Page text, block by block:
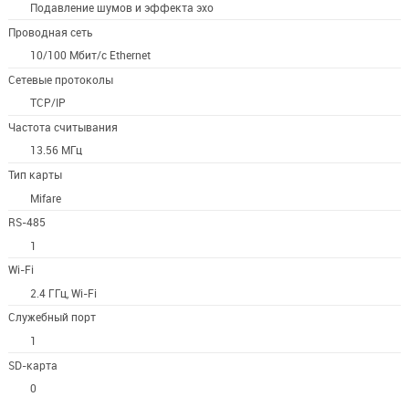
Подавление шумов и эффекта эхо
Проводная сеть
10/100 Мбит/с Ethernet
Сетевые протоколы
TCP/IP
Частота считывания
13.56 МГц
Тип карты
Mifare
RS-485
1
Wi-Fi
2.4 ГГц, Wi-Fi
Служебный порт
1
SD-карта
0